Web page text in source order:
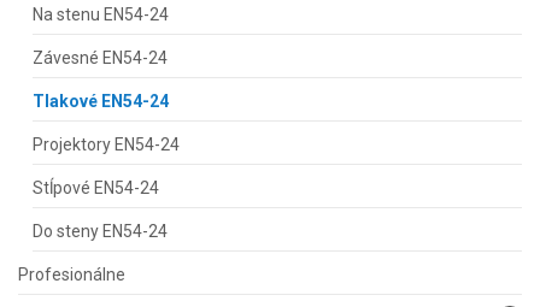
Na stenu EN54-24
Závesné EN54-24
Tlakové EN54-24
Projektory EN54-24
Stĺpové EN54-24
Do steny EN54-24
Profesionálne